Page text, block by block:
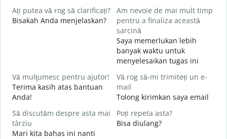
Ați putea vă rog să clarificați?
Bisakah Anda menjelaskan?
Am nevoie de mai mult timp
pentru a finaliza această
sarcină
Saya memerlukan lebih
banyak waktu untuk
menyelesaikan tugas ini
Vă mulţumesc pentru ajutor!
Terima kasih atas bantuan
Anda!
Vă rog să-mi trimiteți un e-
mail
Tolong kirimkan saya email
Să discutăm despre asta mai
târziu
Mari kita bahas ini nanti
Poți repeta asta?
Bisa diulang?